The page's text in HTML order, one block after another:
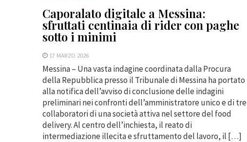
Caporalato digitale a Messina:
sfruttati centinaia di rider con paghe
sotto i minimi
17 MARZO 2026
Messina – Una vasta indagine coordinata dalla Procura
della Repubblica presso il Tribunale di Messina ha portato
alla notifica dell’avviso di conclusione delle indagini
preliminari nei confronti dell’amministratore unico e di tre
collaboratori di una società attiva nel settore del food
delivery. Al centro dell’inchiesta, il reato di
intermediazione illecita e sfruttamento del lavoro, il […]